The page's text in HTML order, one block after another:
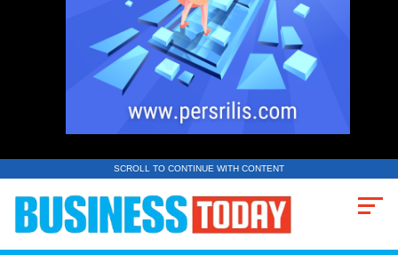
SCROLL TO CONTINUE WITH CONTENT